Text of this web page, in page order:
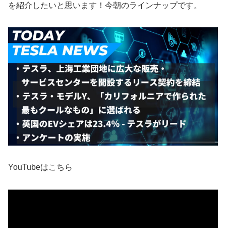
を紹介したいと思います！今朝のラインナップです。
YouTubeはこちら